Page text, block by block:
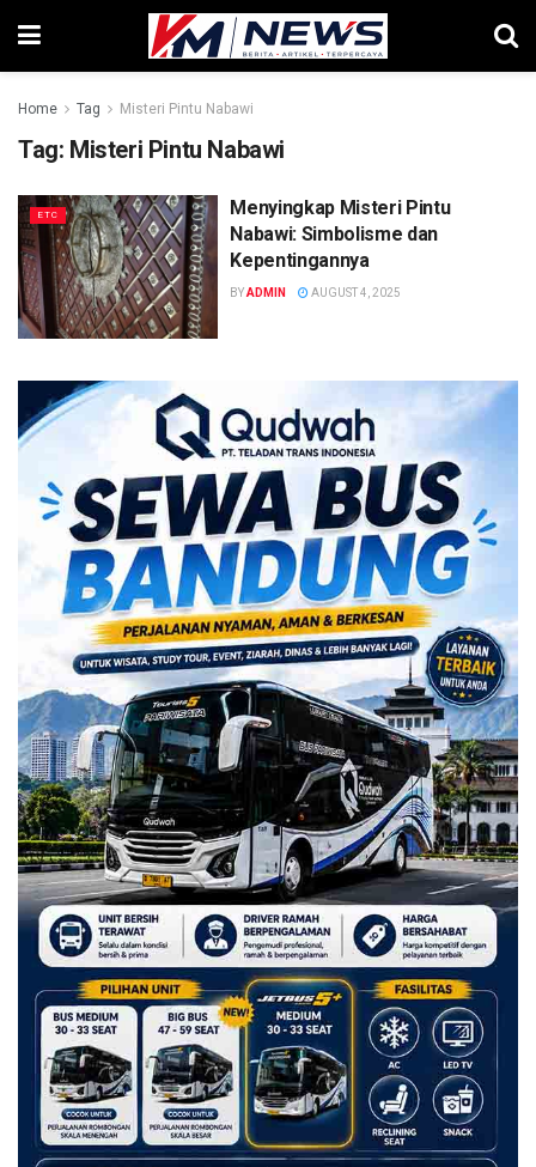
Home Tag Misteri Pintu Nabawi
Tag: Misteri Pintu Nabawi
ETC
Menyingkap Misteri Pintu
Nabawi: Simbolisme dan
Kepentingannya
BYADMIN AUGUST 4, 2025